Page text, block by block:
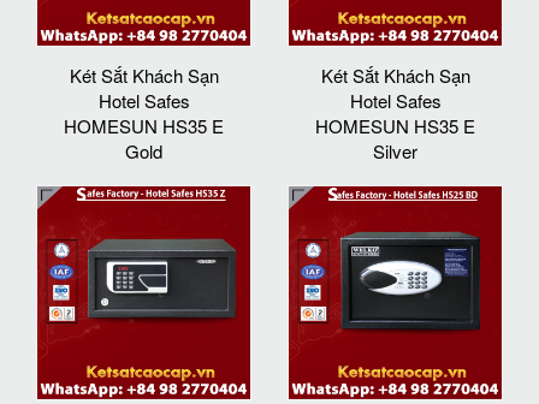
Két Sắt Khách Sạn
Hotel Safes
HOMESUN HS35 E
Gold
Két Sắt Khách Sạn
Hotel Safes
HOMESUN HS35 E
Silver